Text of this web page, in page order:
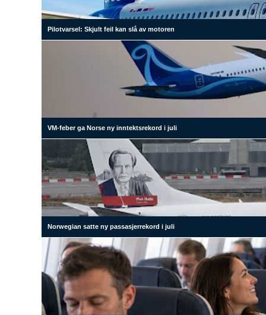
Pilotvarsel: Skjult feil kan slå av motoren
VM-feber ga Norse ny inntektsrekord i juli
Norwegian satte ny passasjerrekord i juli